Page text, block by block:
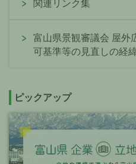
関連リンク集
富山県景観審議会 屋外
可基準等の見直しの経緯
ピックアップ